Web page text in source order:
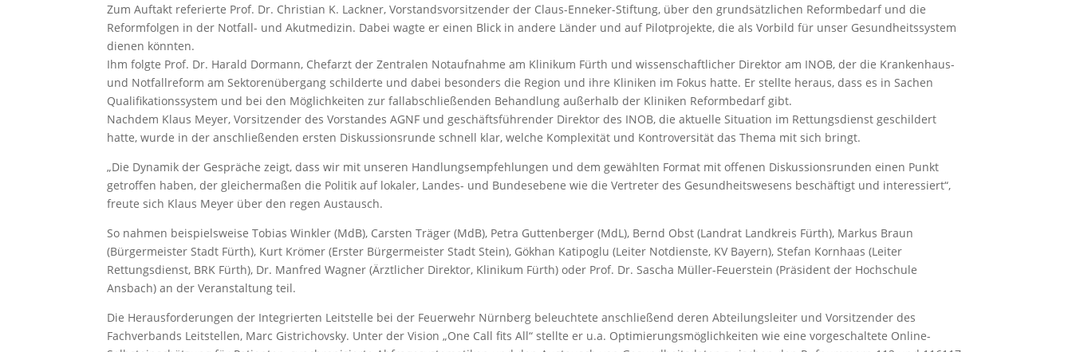
Zum Auftakt referierte Prof. Dr. Christian K. Lackner, Vorstandsvorsitzender der Claus-Enneker-Stiftung, über den grundsätzlichen Reformbedarf und die
Reformfolgen in der Notfall- und Akutmedizin. Dabei wagte er einen Blick in andere Länder und auf Pilotprojekte, die als Vorbild für unser Gesundheitssystem
dienen könnten.
Ihm folgte Prof. Dr. Harald Dormann, Chefarzt der Zentralen Notaufnahme am Klinikum Fürth und wissenschaftlicher Direktor am INOB, der die Krankenhaus-
und Notfallreform am Sektorenübergang schilderte und dabei besonders die Region und ihre Kliniken im Fokus hatte. Er stellte heraus, dass es in Sachen
Qualifikationssystem und bei den Möglichkeiten zur fallabschließenden Behandlung außerhalb der Kliniken Reformbedarf gibt.
Nachdem Klaus Meyer, Vorsitzender des Vorstandes AGNF und geschäftsführender Direktor des INOB, die aktuelle Situation im Rettungsdienst geschildert
hatte, wurde in der anschließenden ersten Diskussionsrunde schnell klar, welche Komplexität und Kontroversität das Thema mit sich bringt.
„Die Dynamik der Gespräche zeigt, dass wir mit unseren Handlungsempfehlungen und dem gewählten Format mit offenen Diskussionsrunden einen Punkt
getroffen haben, der gleichermaßen die Politik auf lokaler, Landes- und Bundesebene wie die Vertreter des Gesundheitswesens beschäftigt und interessiert“,
freute sich Klaus Meyer über den regen Austausch.
So nahmen beispielsweise Tobias Winkler (MdB), Carsten Träger (MdB), Petra Guttenberger (MdL), Bernd Obst (Landrat Landkreis Fürth), Markus Braun
(Bürgermeister Stadt Fürth), Kurt Krömer (Erster Bürgermeister Stadt Stein), Gökhan Katipoglu (Leiter Notdienste, KV Bayern), Stefan Kornhaas (Leiter
Rettungsdienst, BRK Fürth), Dr. Manfred Wagner (Ärztlicher Direktor, Klinikum Fürth) oder Prof. Dr. Sascha Müller-Feuerstein (Präsident der Hochschule
Ansbach) an der Veranstaltung teil.
Die Herausforderungen der Integrierten Leitstelle bei der Feuerwehr Nürnberg beleuchtete anschließend deren Abteilungsleiter und Vorsitzender des
Fachverbands Leitstellen, Marc Gistrichovsky. Unter der Vision „One Call fits All“ stellte er u.a. Optimierungsmöglichkeiten wie eine vorgeschaltete Online-